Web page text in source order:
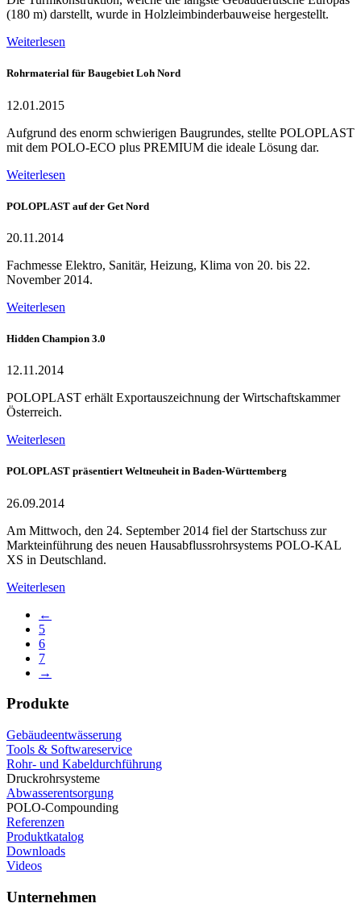
(180 m) darstellt, wurde in Holzleimbinderbauweise hergestellt.
Weiterlesen
Rohrmaterial für Baugebiet Loh Nord
12.01.2015
Aufgrund des enorm schwierigen Baugrundes, stellte POLOPLAST
mit dem POLO-ECO plus PREMIUM die ideale Lösung dar.
Weiterlesen
POLOPLAST auf der Get Nord
20.11.2014
Fachmesse Elektro, Sanitär, Heizung, Klima von 20. bis 22.
November 2014.
Weiterlesen
Hidden Champion 3.0
12.11.2014
POLOPLAST erhält Exportauszeichnung der Wirtschaftskammer
Österreich.
Weiterlesen
POLOPLAST präsentiert Weltneuheit in Baden-Württemberg
26.09.2014
Am Mittwoch, den 24. September 2014 fiel der Startschuss zur
Markteinführung des neuen Hausabflussrohrsystems POLO-KAL
XS in Deutschland.
Weiterlesen
←
5
6
7
→
Produkte
Gebäudeentwässerung
Tools & Softwareservice
Rohr- und Kabeldurchführung
Druckrohrsysteme
Abwasserentsorgung
POLO-Compounding
Referenzen
Produktkatalog
Downloads
Videos
Unternehmen